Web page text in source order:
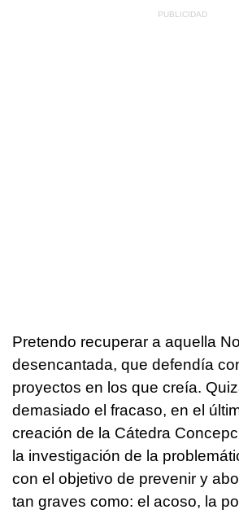
Pretendo recuperar a aquella
desencantada, que defendía
proyectos en los que creía.
demasiado el fracaso, en el
creación de la Cátedra
la investigación de la
con el objetivo de prevenir y
tan graves como: el acoso, la